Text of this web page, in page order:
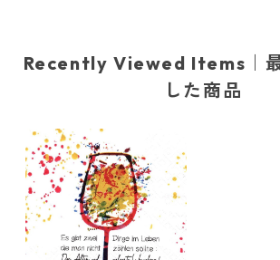
Recently Viewed Items｜
した商品